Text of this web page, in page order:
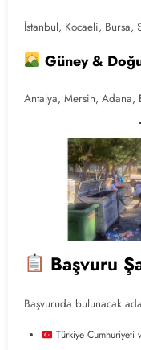
İstanbul, Kocaeli, Bursa,
Güney &
Antalya, Mersin, Adana,
Başvuru
Başvuruda bulunacak
Türkiye Cumhuriyeti